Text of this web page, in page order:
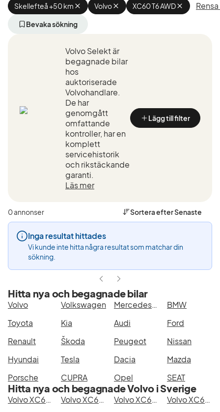
Skellefteå +50 km Ta
bort
aktivt
+50
km
(Plats)
Volvo Ta
bort
(Tillverkare)
XC60 T6 AWD Ta
bort
Bevaka sökning
Volvo Selekt är
begagnade bilar
hos
auktoriserade
Volvohandlare.
De har
genomgått
omfattande
kontroller, har en
komplett
servicehistorik
och rikstäckande
garanti.
Läs mer
Lägg till filter
0 annonser Sortera efterSenaste
Inga resultat hittades
Vi kunde inte hitta några resultat som matchar din
sökning.
Hitta nya och begagnade bilar
Volvo Volkswagen Mercedes-Benz
BMW
Toyota
Kia Audi
Ford
Renault
Škoda Peugeot
Nissan
Hyundai
Tesla Dacia
Mazda
Porsche
CUPRA Opel SEAT
Hitta nya och begagnade Volvo i Sverige
Volvo XC60 T6 AWD i Stockholm Volvo XC60 T6 AWD i Göteborg Volvo XC60 T6 AWD i Helsingborg
Volvo XC60 T6 AWD i Jönköping